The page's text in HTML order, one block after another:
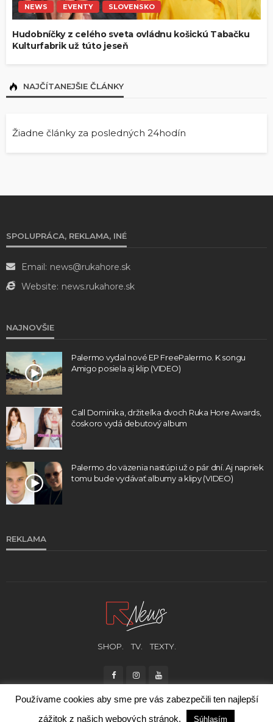
NEWS EVENTY SLOVENSKO
Hudobníčky z celého sveta ovládnu košickú Tabačku
Kulturfabrik už túto jeseň
NAJČÍTANEJŠIE ČLÁNKY
Žiadne články za posledných 24hodín
SPOLUPRÁCA, REKLAMA, INÉ
Email: news@rukahore.sk
Website: news.rukahore.sk
NAJNOVŠIE
Palermo vydal nové EP FreePalermo. K songu
Amigo posiela aj klip (VIDEO)
Call Dominika, držiteľka dvoch Ruka Hore Awards,
čoskoro vydá debutový album
Palermo do väzenia nastúpi už o pár dní. Aj napriek
tomu bude vydávať albumy a klipy (VIDEO)
REKLAMA
SHOP. TV. TEXTY.
Používame cookies aby sme pre vás zabezpečili ten najlepší
zážitok z našich webových stránok.
Súhlasím